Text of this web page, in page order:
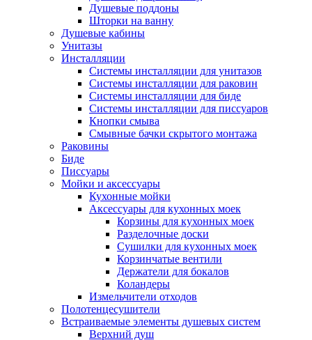
Душевые поддоны
Шторки на ванну
Душевые кабины
Унитазы
Инсталляции
Системы инсталляции для унитазов
Системы инсталляции для раковин
Системы инсталляции для биде
Системы инсталляции для писсуаров
Кнопки смыва
Смывные бачки скрытого монтажа
Раковины
Биде
Писсуары
Мойки и аксессуары
Кухонные мойки
Аксессуары для кухонных моек
Корзины для кухонных моек
Разделочные доски
Сушилки для кухонных моек
Корзинчатые вентили
Держатели для бокалов
Коландеры
Измельчители отходов
Полотенцесушители
Встраиваемые элементы душевых систем
Верхний душ